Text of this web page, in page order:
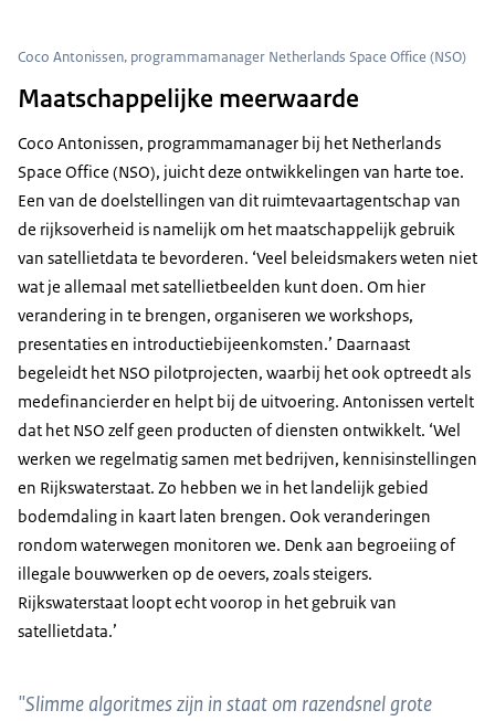
Coco Antonissen, programmamanager Netherlands Space Office (NSO)
Maatschappelijke meerwaarde
Coco Antonissen, programmamanager bij het Netherlands
Space Office (NSO), juicht deze ontwikkelingen van harte toe.
Een van de doelstellingen van dit ruimtevaartagentschap van
de rijksoverheid is namelijk om het maatschappelijk gebruik
van satellietdata te bevorderen. ‘Veel beleidsmakers weten niet
wat je allemaal met satellietbeelden kunt doen. Om hier
verandering in te brengen, organiseren we workshops,
presentaties en introductiebijeenkomsten.’ Daarnaast
begeleidt het NSO pilotprojecten, waarbij het ook optreedt als
medefinancierder en helpt bij de uitvoering. Antonissen vertelt
dat het NSO zelf geen producten of diensten ontwikkelt. ‘Wel
werken we regelmatig samen met bedrijven, kennisinstellingen
en Rijkswaterstaat. Zo hebben we in het landelijk gebied
bodemdaling in kaart laten brengen. Ook veranderingen
rondom waterwegen monitoren we. Denk aan begroeiing of
illegale bouwwerken op de oevers, zoals steigers.
Rijkswaterstaat loopt echt voorop in het gebruik van
satellietdata.’
"Slimme algoritmes zijn in staat om razendsnel grote